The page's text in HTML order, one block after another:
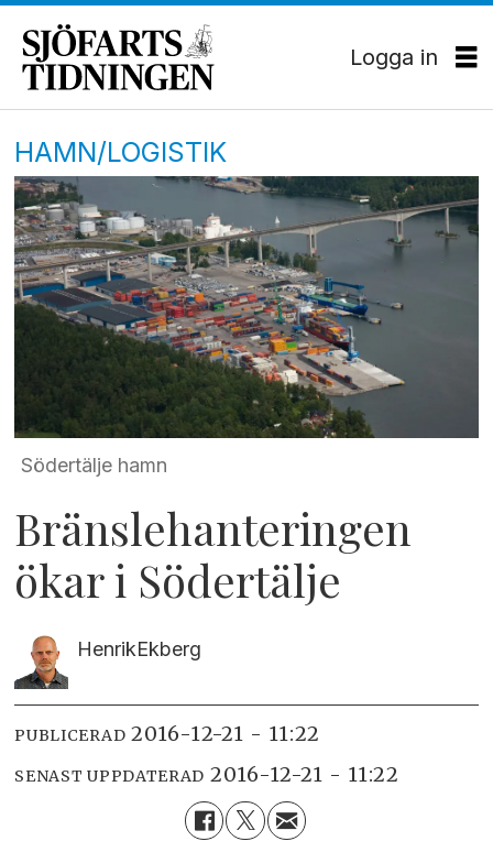
Logga in
HAMN/LOGISTIK
Södertälje hamn
Bränslehanteringen
ökar i Södertälje
HenrikEkberg
PUBLICERAD 2016-12-21 - 11:22
SENAST UPPDATERAD 2016-12-21 - 11:22